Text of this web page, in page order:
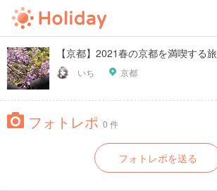
【京都】2021春の京都を満喫する旅
いち 京都
フォトレポ 0 件
フォトレポを送る